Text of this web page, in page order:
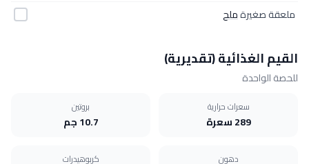
ملعقة صغيرةملح
القيم الغذائية (تقديرية)
للحصة الواحدة
سعرات حرارية
289 سعرة
بروتين
10.7 جم
دهون كربوهيدرات